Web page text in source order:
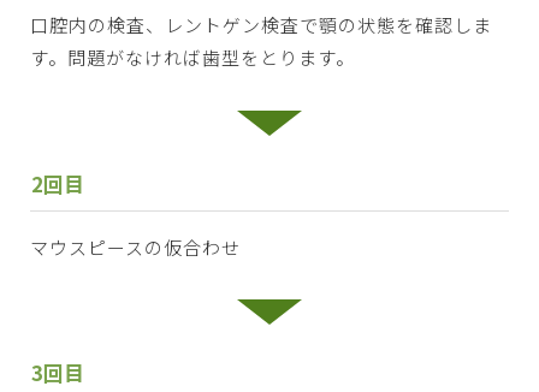
口腔内の検査、レントゲン検査で顎の状態を確認しま
す。問題がなければ歯型をとります。
2回目
マウスピースの仮合わせ
3回目